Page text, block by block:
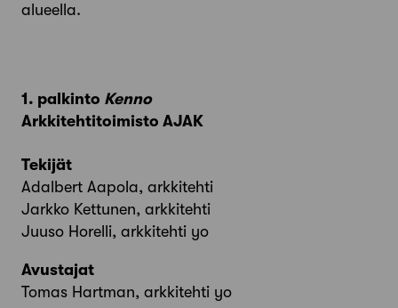
alueella.
1. palkinto Kenno
Arkkitehtitoimisto AJAK
Tekijät
Adalbert Aapola, arkkitehti
Jarkko Kettunen, arkkitehti
Juuso Horelli, arkkitehti yo
Avustajat
Tomas Hartman, arkkitehti yo